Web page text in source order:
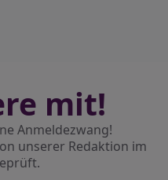
mit!
Anmeldezwang!
unserer Redaktion im